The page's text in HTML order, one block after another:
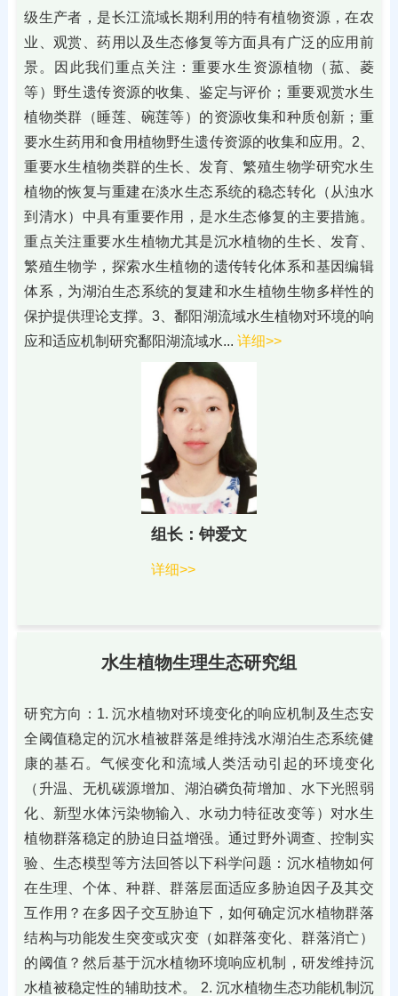
级生产者，是长江流域长期利用的特有植物资源，在农
业、观赏、药用以及生态修复等方面具有广泛的应用前
景。因此我们重点关注：重要水生资源植物（菰、菱
等）野生遗传资源的收集、鉴定与评价；重要观赏水生
植物类群（睡莲、碗莲等）的资源收集和种质创新；重
要水生药用和食用植物野生遗传资源的收集和应用。2、
重要水生植物类群的生长、发育、繁殖生物学研究水生
植物的恢复与重建在淡水生态系统的稳态转化（从浊水
到清水）中具有重要作用，是水生态修复的主要措施。
重点关注重要水生植物尤其是沉水植物的生长、发育、
繁殖生物学，探索水生植物的遗传转化体系和基因编辑
体系，为湖泊生态系统的复建和水生植物生物多样性的
保护提供理论支撑。3、鄱阳湖流域水生植物对环境的响
应和适应机制研究鄱阳湖流域水...详细>>
组长：钟爱文
详细>>
水生植物生理生态研究组
研究方向：1. 沉水植物对环境变化的响应机制及生态安
全阈值稳定的沉水植被群落是维持浅水湖泊生态系统健
康的基石。气候变化和流域人类活动引起的环境变化
（升温、无机碳源增加、湖泊磷负荷增加、水下光照弱
化、新型水体污染物输入、水动力特征改变等）对水生
植物群落稳定的胁迫日益增强。通过野外调查、控制实
验、生态模型等方法回答以下科学问题：沉水植物如何
在生理、个体、种群、群落层面适应多胁迫因子及其交
互作用？在多因子交互胁迫下，如何确定沉水植物群落
结构与功能发生突变或灾变（如群落变化、群落消亡）
的阈值？然后基于沉水植物环境响应机制，研发维持沉
水植被稳定性的辅助技术。 2. 沉水植物生态功能机制沉